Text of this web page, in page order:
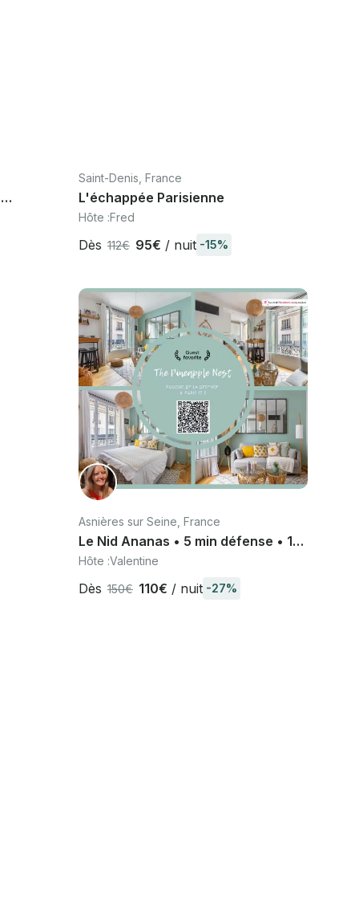
Saint-Denis, France
L'échappée Parisienne
Hôte :Fred
Dès 112€ 95€ / nuit -15%
Asnières sur Seine, France
Le Nid Ananas • 5 min défense • 10
min de paris
Hôte :Valentine
Dès 150€ 110€ / nuit -27%